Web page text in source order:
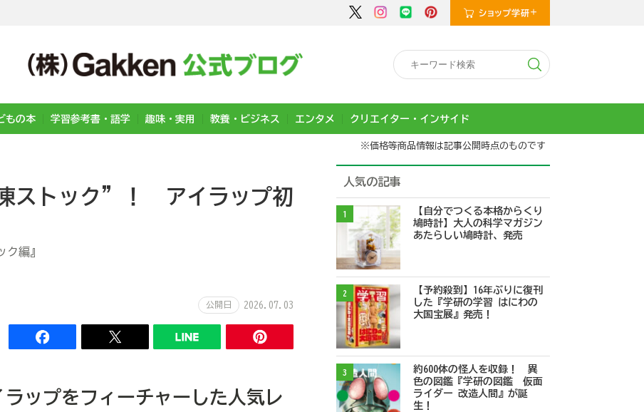
もの本 学習参考書・語学 趣味・実用 教養・ビジネス エンタメ クリエイター・インサイド
※価格等商品情報は記事公開時点のものです
ストック”！ アイラップ初
編』
公開日 2026.07.03
ップをフィーチャーした人気レ
人気の記事
1
【自分でつくる本格からくり
鳩時計】大人の科学マガジン
あたらしい鳩時計、発売
2
【予約殺到】16年ぶりに復刊
した『学研の学習 はにわの
大国宝展』発売！
3
約600体の怪人を収録！ 異
色の図鑑『学研の図鑑 仮面
ライダー 改造人間』が誕
生！